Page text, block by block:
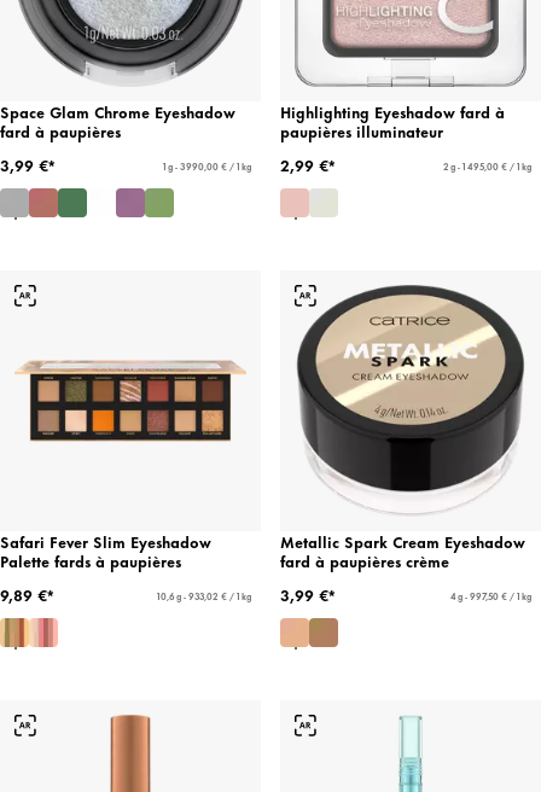
Space Glam Chrome Eyeshadow
fard à paupières
3,99 €*
1 g - 3 990,00 € / 1 kg
Highlighting Eyeshadow fard à
paupières illuminateur
2,99 €*
2 g - 1 495,00 € / 1 kg
Safari Fever Slim Eyeshadow
Palette fards à paupières
9,89 €*
10,6 g - 933,02 € / 1 kg
Metallic Spark Cream Eyeshadow
fard à paupières crème
3,99 €*
4 g - 997,50 € / 1 kg